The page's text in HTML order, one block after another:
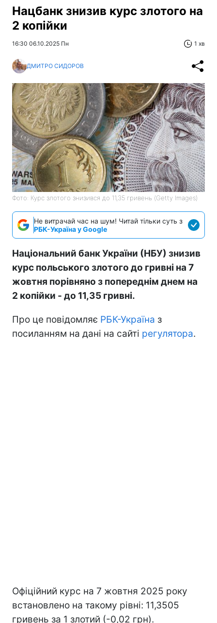
Нацбанк знизив курс злотого на
2 копійки
16:30 06.10.2025 Пн 1 хв
ДМИТРО СИДОРОВ
Фото: Курс злотого знизився до 11,35 гривень (Getty Images)
Не витрачай час на шум! Читай тільки суть з
РБК-Україна у Google
Національний банк України (НБУ) знизив
курс польського злотого до гривні на 7
жовтня порівняно з попереднім днем на
2 копійки - до 11,35 гривні.
Про це повідомляє РБК-Україна з
посиланням на дані на сайті регулятора.
Офіційний курс на 7 жовтня 2025 року
встановлено на такому рівні: 11,3505
гривень за 1 злотий (-0,02 грн).